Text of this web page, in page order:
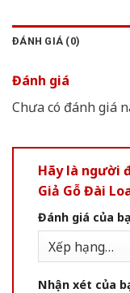
ĐÁNH GIÁ (0)
Đánh giá
Chưa có đánh giá
Hãy là người
Giả Gỗ Đài
Đánh giá của
Nhận xét của